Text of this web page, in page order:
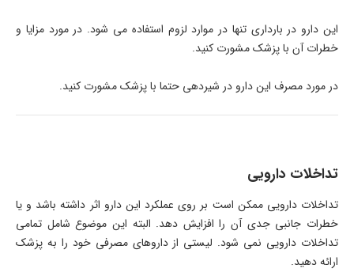
این دارو در بارداری تنها در موارد لزوم استفاده می شود. در مورد مزایا و
خطرات آن با پزشک مشورت کنید.
در مورد مصرف این دارو در شیردهی حتما با پزشک مشورت کنید.
تداخلات دارویی
تداخلات دارویی ممکن است بر روی عملکرد این دارو اثر داشته باشد و یا
خطرات جانبی جدی آن را افزایش دهد. البته این موضوع شامل تمامی
تداخلات دارویی نمی شود. لیستی از داروهای مصرفی خود را به پزشک
ارائه دهید.